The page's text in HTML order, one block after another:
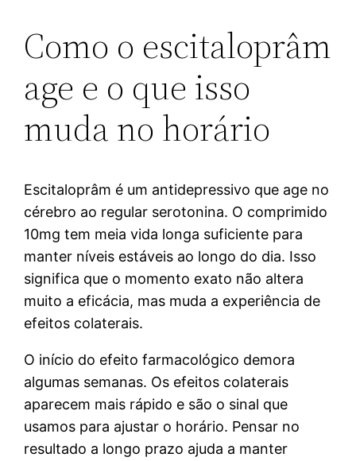
Como o escitaloprâm
age e o que isso
muda no horário
Escitaloprâm é um antidepressivo que age no
cérebro ao regular serotonina. O comprimido
10mg tem meia vida longa suficiente para
manter níveis estáveis ao longo do dia. Isso
significa que o momento exato não altera
muito a eficácia, mas muda a experiência de
efeitos colaterais.
O início do efeito farmacológico demora
algumas semanas. Os efeitos colaterais
aparecem mais rápido e são o sinal que
usamos para ajustar o horário. Pensar no
resultado a longo prazo ajuda a manter